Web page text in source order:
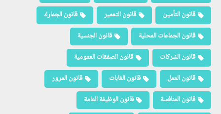
قانون التأمين
قانون التعمير
قانون الجمارك
قانون الجماعات المحلية
قانون الجنسية
قانون الشركات
قانون الصفقات العمومية
قانون العمل
قانون الغابات
قانون المرور
قانون المنافسة
قانون الوظيفة العامة